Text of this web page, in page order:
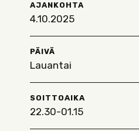
AJANKOHTA
4.10.2025
PÄIVÄ
Lauantai
SOITTOAIKA
22.30-01.15